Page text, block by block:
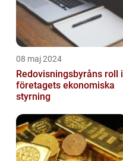
08 maj 2024
Redovisningsbyråns roll i
företagets ekonomiska
styrning